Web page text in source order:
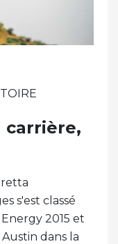
carrière,
s'est classé
2015 et
dans la